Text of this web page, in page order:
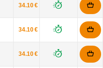
34.10 €
34.10 €
34.10 €